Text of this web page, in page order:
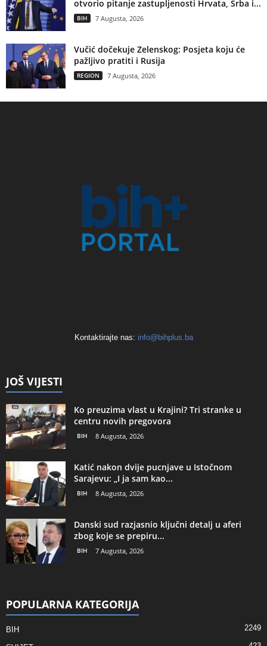
otvorio pitanje zastupljenosti Hrvata, Srba i...
BIH 7 Augusta, 2026
Vučić dočekuje Zelenskog: Posjeta koju će
pažljivo pratiti i Rusija
REGION 7 Augusta, 2026
Kontaktirajte nas: info@bihplus.ba
JOŠ VIJESTI
Ko preuzima vlast u Krajini? Tri stranke u
centru novih pregovora
BIH 8 Augusta, 2026
Katić nakon dvije pucnjave u Istočnom
Sarajevu: „I ja sam kao...
BIH 8 Augusta, 2026
Danski sud razjasnio ključni detalj u aferi
zbog koje se prepiru...
BIH 7 Augusta, 2026
POPULARNA KATEGORIJA
BIH 2249